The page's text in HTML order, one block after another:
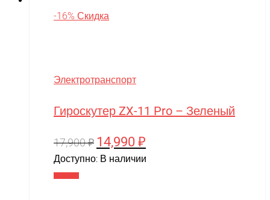
-16% Скидка
Электротранспорт
Гироскутер ZX-11 Pro – Зеленый
17,900₽ Первоначальная
цена
14,990 ₽
цена:
Доступно: В наличии